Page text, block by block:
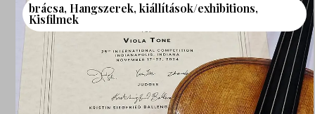
brácsa, Hangszerek,kiállítások/exhibitions,
Kisfilmek